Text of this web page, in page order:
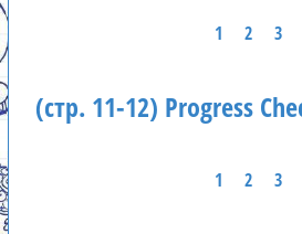
1 2 3
(стр. 11-12) Progress
1 2 3